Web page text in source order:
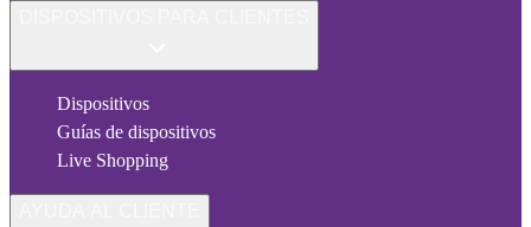
Dispositivos
Guías de dispositivos
Live Shopping